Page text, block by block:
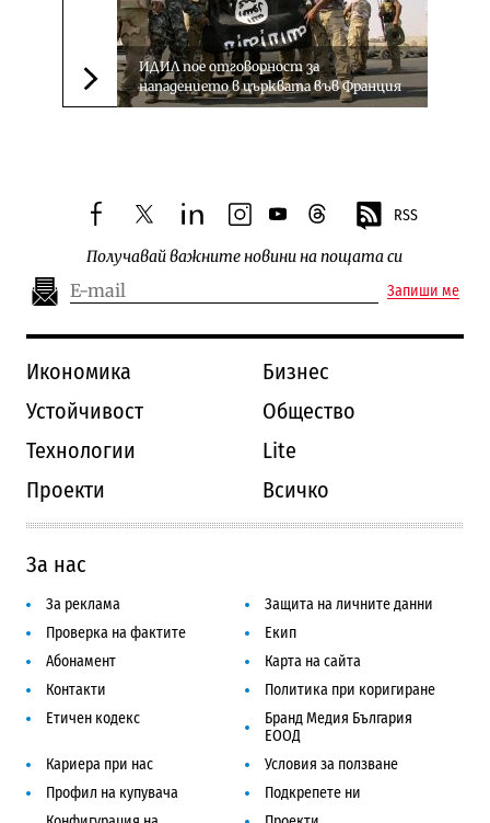
Следваща новина
ИДИЛ пое отговорност за
нападението в църквата във Франция
facebooktwitterlinkedininstagram
youtubethreads RSS
Получавай важните новини на пощата си
Запиши ме
Икономика
Бизнес
Устойчивост
Общество
Технологии
Lite
Проекти
Всичко
За нас
За реклама
Защита на личните данни
Проверка на фактите
Екип
Абонамент
Карта на сайта
Контакти
Политика при коригиране
Етичен кодекс
Бранд Медия България
ЕООД
Кариера при нас
Условия за ползване
Профил на купувача
Подкрепете ни